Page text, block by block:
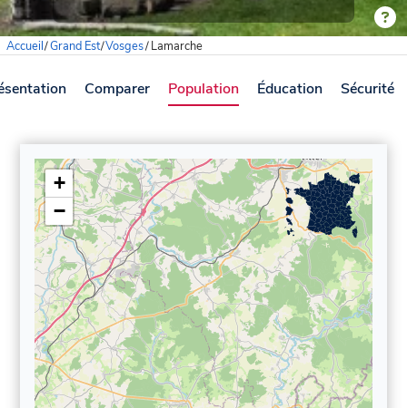
Accueil/Grand Est/Vosges/Lamarche
Comparer Population Éducation Sécurité
+
−